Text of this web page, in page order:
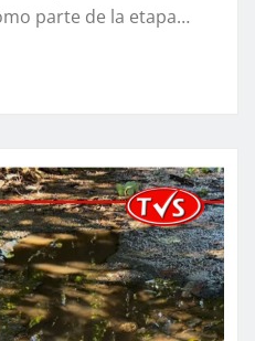
parte de la etapa…